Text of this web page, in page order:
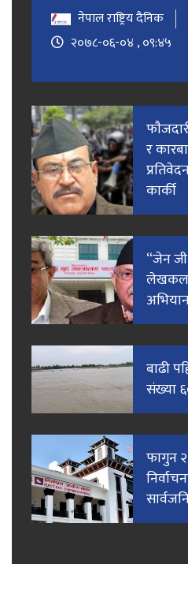
नेपाल राष्ट्रिय दैनिक
२०७८-०६-०४ , ०९:४५
र
कार्की
“जेन
बाढी
संख्या
फागुन